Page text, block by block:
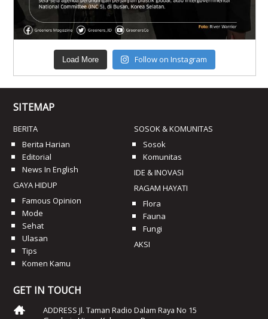
Load More Follow on Instagram
SITEMAP
BERITA
Berita Harian
Editorial
News In English
GAYA HIDUP
Famous Opinion
Mode
Sehat
Ulasan
Tips
Komen Kamu
SOSOK & KOMUNITAS
Sosok
Komunitas
IDE & INOVASI
RAGAM HAYATI
Flora
Fauna
Fungi
AKSI
GET IN TOUCH
ADDRESS Jl. Taman Radio Dalam Raya No 15